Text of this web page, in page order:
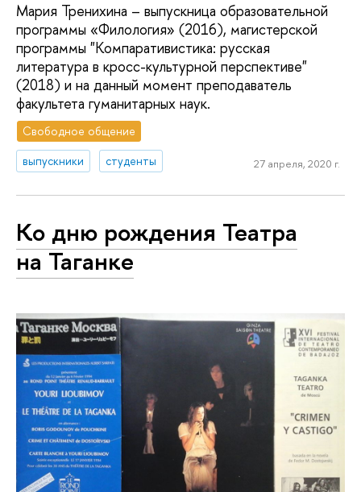
Мария Тренихина – выпускница образовательной
программы «Филология» (2016), магистерской
программы "Компаративистика: русская
литература в кросс-культурной перспективе"
(2018) и на данный момент преподаватель
факультета гуманитарных наук.
Свободное общение
выпускники
студенты 27 апреля, 2020 г.
Ко дню рождения Театра
на Таганке